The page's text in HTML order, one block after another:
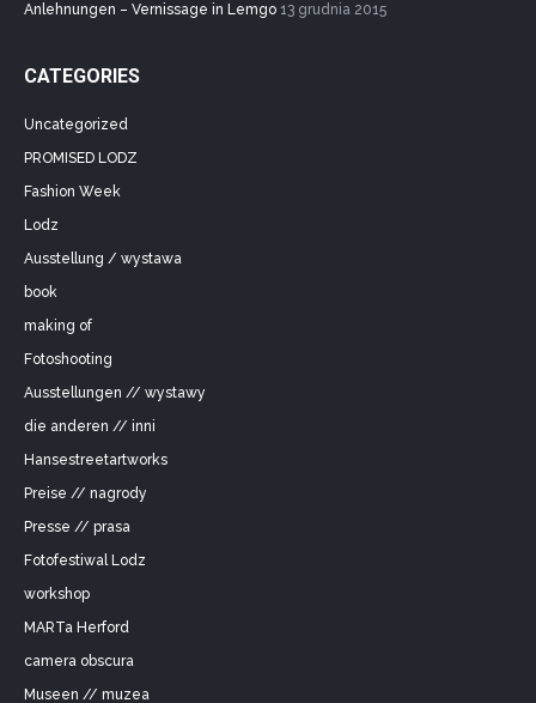
Anlehnungen – Vernissage in Lemgo 13 grudnia 2015
CATEGORIES
Uncategorized
PROMISED LODZ
Fashion Week
Lodz
Ausstellung / wystawa
book
making of
Fotoshooting
Ausstellungen // wystawy
die anderen // inni
Hansestreetartworks
Preise // nagrody
Presse // prasa
Fotofestiwal Lodz
workshop
MARTa Herford
camera obscura
Museen // muzea